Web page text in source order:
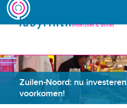
Zuilen-Noord: nu
voorkomen!